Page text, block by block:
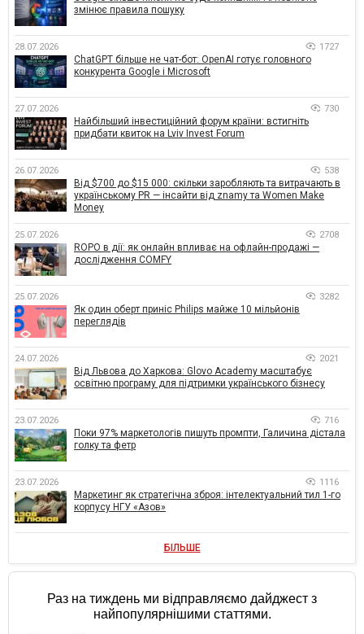
змінює правила пошуку
28.07.2026 1727
ChatGPT більше не чат-бот: OpenAI готує головного
конкурента Google і Microsoft
27.07.2026 730
Найбільший інвестиційний форум країни: встигніть
придбати квиток на Lviv Invest Forum
26.07.2026 538
Від $700 до $15 000: скільки заробляють та витрачають в
українському PR — інсайти від znamy та Women Make
Money
25.07.2026 2708
ROPO в дії: як онлайн впливає на офлайн-продажі —
дослідження COMFY
25.07.2026 3282
Як один оберт приніс Philips майже 10 мільйонів
переглядів
24.07.2026 2021
Від Львова до Харкова: Glovo Academy масштабує
освітню програму для підтримки українського бізнесу
23.07.2026 716
Поки 97% маркетологів пишуть промпти, Галичина дістала
голку та фетр
23.07.2026 1116
Маркетинг як стратегічна зброя: інтелектуальний тил 1-го
корпусу НГУ «Азов»
БІЛЬШЕ
Раз на тиждень ми відправляємо дайджест з
найпопулярнішими статтями.